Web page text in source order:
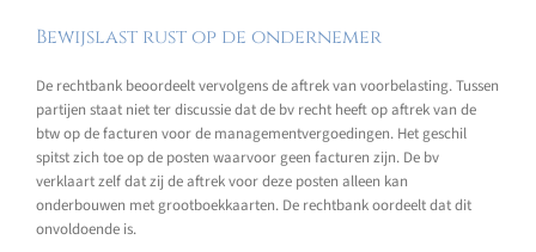
Bewijslast rust op de ondernemer
De rechtbank beoordeelt vervolgens de aftrek van voorbelasting. Tussen
partijen staat niet ter discussie dat de bv recht heeft op aftrek van de
btw op de facturen voor de managementvergoedingen. Het geschil
spitst zich toe op de posten waarvoor geen facturen zijn. De bv
verklaart zelf dat zij de aftrek voor deze posten alleen kan
onderbouwen met grootboekkaarten. De rechtbank oordeelt dat dit
onvoldoende is.